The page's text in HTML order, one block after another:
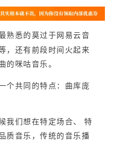
熟悉的莫过于网易云音
，还有前段时间火起来
的咪咕音乐。
个共同的特点：曲库庞
我们想在特定场合、 特
质音乐，传统的音乐播